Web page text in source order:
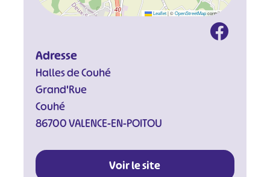
Leaflet |©OpenStreetMapcontributors
Adresse
Halles de Couhé
Grand'Rue
Couhé
86700 VALENCE-EN-POITOU
Voir le site